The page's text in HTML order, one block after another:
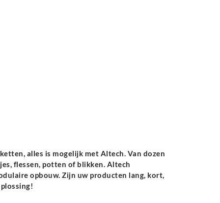
alles is mogelijk met Altech. Van dozen
flessen, potten of blikken. Altech
opbouw. Zijn uw producten lang, kort,